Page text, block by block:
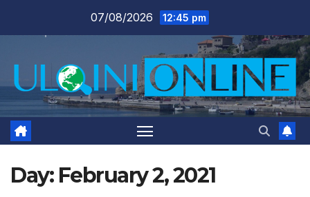
07/08/2026 12:45 pm
Day: February 2, 2021